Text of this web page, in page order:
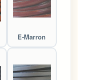
E-Marron